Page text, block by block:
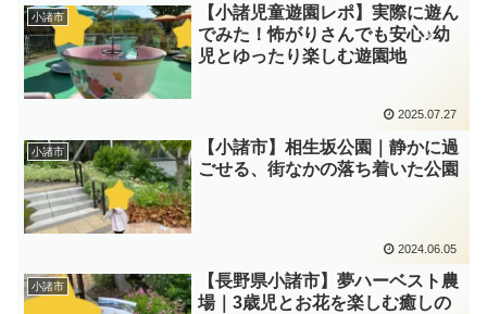
小諸市
【小諸児童遊園レポ】実際に遊ん
でみた！怖がりさんでも安心♪幼
児とゆったり楽しむ遊園地
2025.07.27
小諸市
【小諸市】相生坂公園｜静かに過
ごせる、街なかの落ち着いた公園
2024.06.05
小諸市
【長野県小諸市】夢ハーベスト農
場｜3歳児とお花を楽しむ癒しの